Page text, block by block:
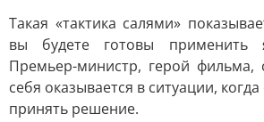
Такая «тактика салями»
вы будете готовы применить
Премьер-министр, герой фильма,
себя оказывается в ситуации,
принять решение.